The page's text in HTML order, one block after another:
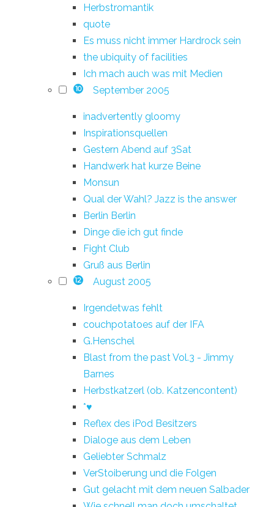
Herbstromantik
quote
Es muss nicht immer Hardrock sein
the ubiquity of facilities
Ich mach auch was mit Medien
10 September 2005
inadvertently gloomy
Inspirationsquellen
Gestern Abend auf 3Sat
Handwerk hat kurze Beine
Monsun
Qual der Wahl? Jazz is the answer
Berlin Berlin
Dinge die ich gut finde
Fight Club
Gruß aus Berlin
12 August 2005
Irgendetwas fehlt
couchpotatoes auf der IFA
G.Henschel
Blast from the past Vol.3 - Jimmy
Barnes
Herbstkatzerl (ob. Katzencontent)
*♥
Reflex des iPod Besitzers
Dialoge aus dem Leben
Geliebter Schmalz
VerStoiberung und die Folgen
Gut gelacht mit dem neuen Salbader